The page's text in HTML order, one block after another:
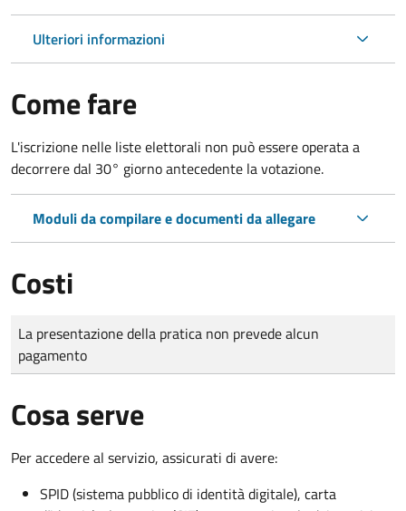
Ulteriori informazioni
Come fare
L'iscrizione nelle liste elettorali non può essere operata a
decorrere dal 30° giorno antecedente la votazione.
Moduli da compilare e documenti da allegare
Costi
Tipo di pagamento
Importo
La presentazione della pratica non prevede alcun
pagamento
Cosa serve
Per accedere al servizio, assicurati di avere:
SPID (sistema pubblico di identità digitale), carta